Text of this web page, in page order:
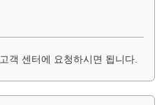
객 센터에 요청하시면 됩니다.